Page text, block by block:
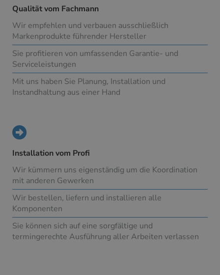
Qualität vom Fachmann
Wir empfehlen und verbauen ausschließlich
Markenprodukte führender Hersteller
Sie profitieren von umfassenden Garantie- und
Serviceleistungen
Mit uns haben Sie Planung, Installation und
Instandhaltung aus einer Hand
Installation vom Profi
Wir kümmern uns eigenständig um die Koordination
mit anderen Gewerken
Wir bestellen, liefern und installieren alle
Komponenten
Sie können sich auf eine sorgfältige und
termingerechte Ausführung aller Arbeiten verlassen